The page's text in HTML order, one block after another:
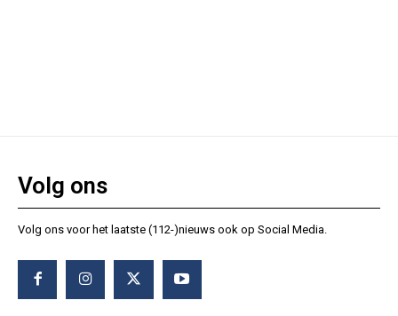
Volg ons
Volg ons voor het laatste (112-)nieuws ook op Social Media.